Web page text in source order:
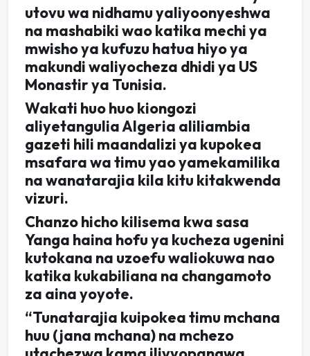
utovu wa nidhamu yaliyoonyeshwa
na mashabiki wao katika mechi ya
mwisho ya kufuzu hatua hiyo ya
makundi waliyocheza dhidi ya US
Monastir ya Tunisia.
Wakati huo huo kiongozi
aliyetangulia Algeria aliliambia
gazeti hili maandalizi ya kupokea
msafara wa timu yao yamekamilika
na wanatarajia kila kitu kitakwenda
vizuri.
Chanzo hicho kilisema kwa sasa
Yanga haina hofu ya kucheza ugenini
kutokana na uzoefu waliokuwa nao
katika kukabiliana na changamoto
za aina yoyote.
“Tunatarajia kuipokea timu mchana
huu (jana mchana) na mchezo